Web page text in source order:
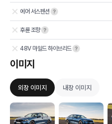
에어 서스펜션
후륜 조향
48V 마일드 하이브리드
이미지
외장 이미지 내장 이미지